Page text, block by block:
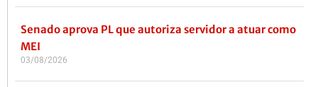
Senado aprova PL que autoriza servidor a atuar como
MEI
03/08/2026